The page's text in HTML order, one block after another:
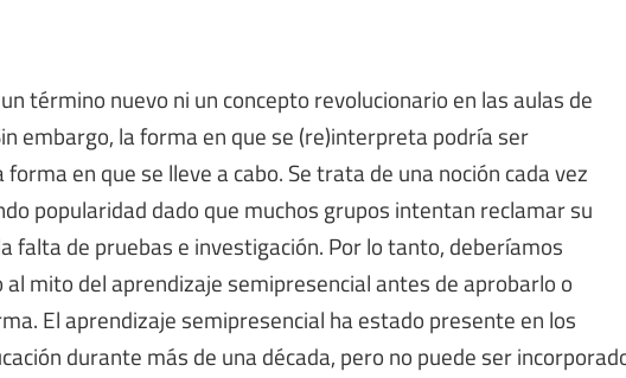
término nuevo ni un concepto revolucionario en las aulas de
embargo, la forma en que se (re)interpreta podría ser
en que se lleve a cabo. Se trata de una noción cada vez
popularidad dado que muchos grupos intentan reclamar su
falta de pruebas e investigación. Por lo tanto, deberíamos
mito del aprendizaje semipresencial antes de aprobarlo o
El aprendizaje semipresencial ha estado presente en los
durante más de una década, pero no puede ser